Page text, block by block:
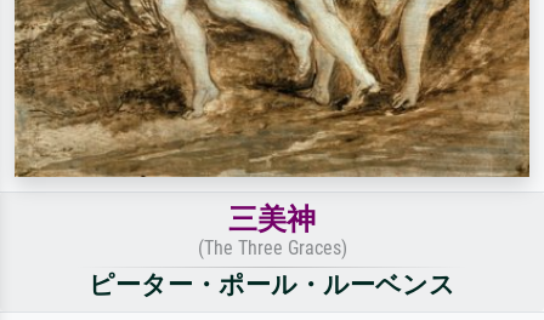
三美神
(The Three Graces)
ピーター・ポール・ルーベンス